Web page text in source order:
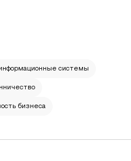
системы
бизнеса